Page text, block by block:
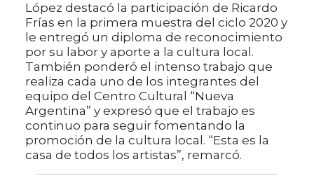
López destacó la participación de Ricardo
Frías en la primera muestra del ciclo 2020 y
le entregó un diploma de reconocimiento
por su labor y aporte a la cultura local.
También ponderó el intenso trabajo que
realiza cada uno de los integrantes del
equipo del Centro Cultural “Nueva
Argentina” y expresó que el trabajo es
continuo para seguir fomentando la
promoción de la cultura local. “Esta es la
casa de todos los artistas”, remarcó.